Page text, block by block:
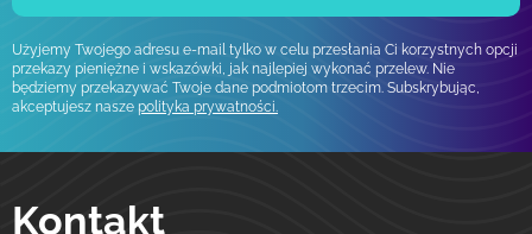
Użyjemy Twojego adresu e-mail tylko w celu przesłania Ci korzystnych opcji
przekazy pieniężne i wskazówki, jak najlepiej wykonać przelew. Nie
będziemy przekazywać Twoje dane podmiotom trzecim. Subskrybując,
akceptujesz nasze polityka prywatności.
Kontakt